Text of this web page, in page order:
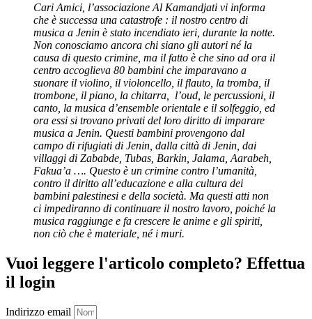
Cari Amici, l’associazione Al Kamandjati vi informa
che è successa una catastrofe : il nostro centro di
musica a Jenin è stato incendiato ieri, durante la notte.
Non conosciamo ancora chi siano gli autori né la
causa di questo crimine, ma il fatto è che sino ad ora il
centro accoglieva 80 bambini che imparavano a
suonare il violino, il violoncello, il flauto, la tromba, il
trombone, il piano, la chitarra, l’oud, le percussioni, il
canto, la musica d’ensemble orientale e il solfeggio, ed
ora essi si trovano privati del loro diritto di imparare
musica a Jenin. Questi bambini provengono dal
campo di rifugiati di Jenin, dalla città di Jenin, dai
villaggi di Zababde, Tubas, Barkin, Jalama, Aarabeh,
Fakua’a …. Questo è un crimine contro l’umanità,
contro il diritto all’educazione e alla cultura dei
bambini palestinesi e della società. Ma questi atti non
ci impediranno di continuare il nostro lavoro, poiché la
musica raggiunge e fa crescere le anime e gli spiriti,
non ciò che è materiale, né i muri.
Vuoi leggere l'articolo completo? Effettua
il login
Indirizzo email